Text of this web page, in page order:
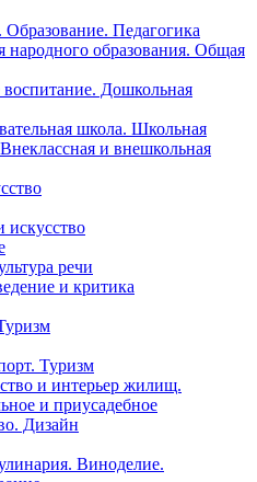
Педагогика
народного образования. Общая
Дошкольная
школа. Школьная
и внешкольная
искусство
речи
и критика
Туризм
и интерьер жилищ.
и приусадебное
Дизайн
Виноделие.